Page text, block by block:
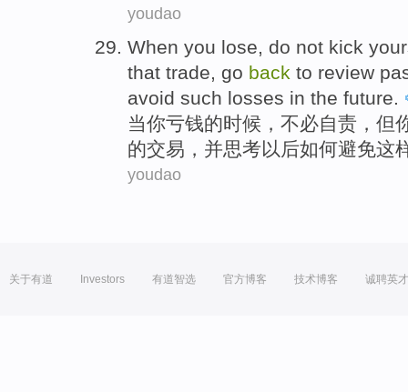
youdao
When you lose, do not kick
that trade, go back to review
avoid such losses in the future.
当你亏钱的时候， 不必自责 ， 但
的交易 ， 并思考以后如何避免这
youdao
关于有道 Investors 有道智选 官方博客 技术博客 诚聘英才